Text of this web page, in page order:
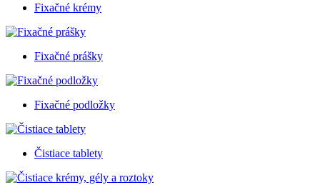
Fixačné krémy
Fixačné prášky
Fixačné podložky
Čistiace tablety